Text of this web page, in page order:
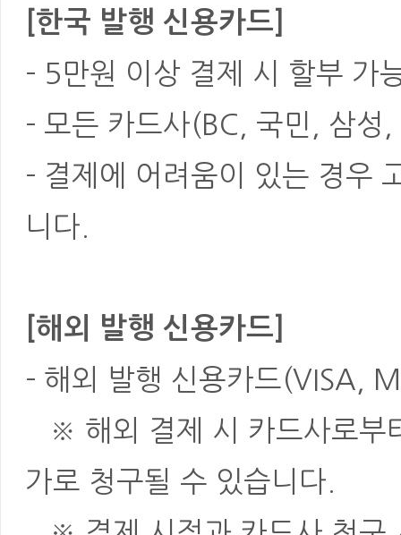
[한국 발행 신용카드]
- 5만원 이상 결제 시 할부 가
- 모든 카드사(BC, 국민, 삼성
- 결제에 어려움이 있는 경우
니다.
[해외 발행 신용카드]
- 해외 발행 신용카드(VISA,
※ 해외 결제 시 카드사로부
가로 청구될 수 있습니다.